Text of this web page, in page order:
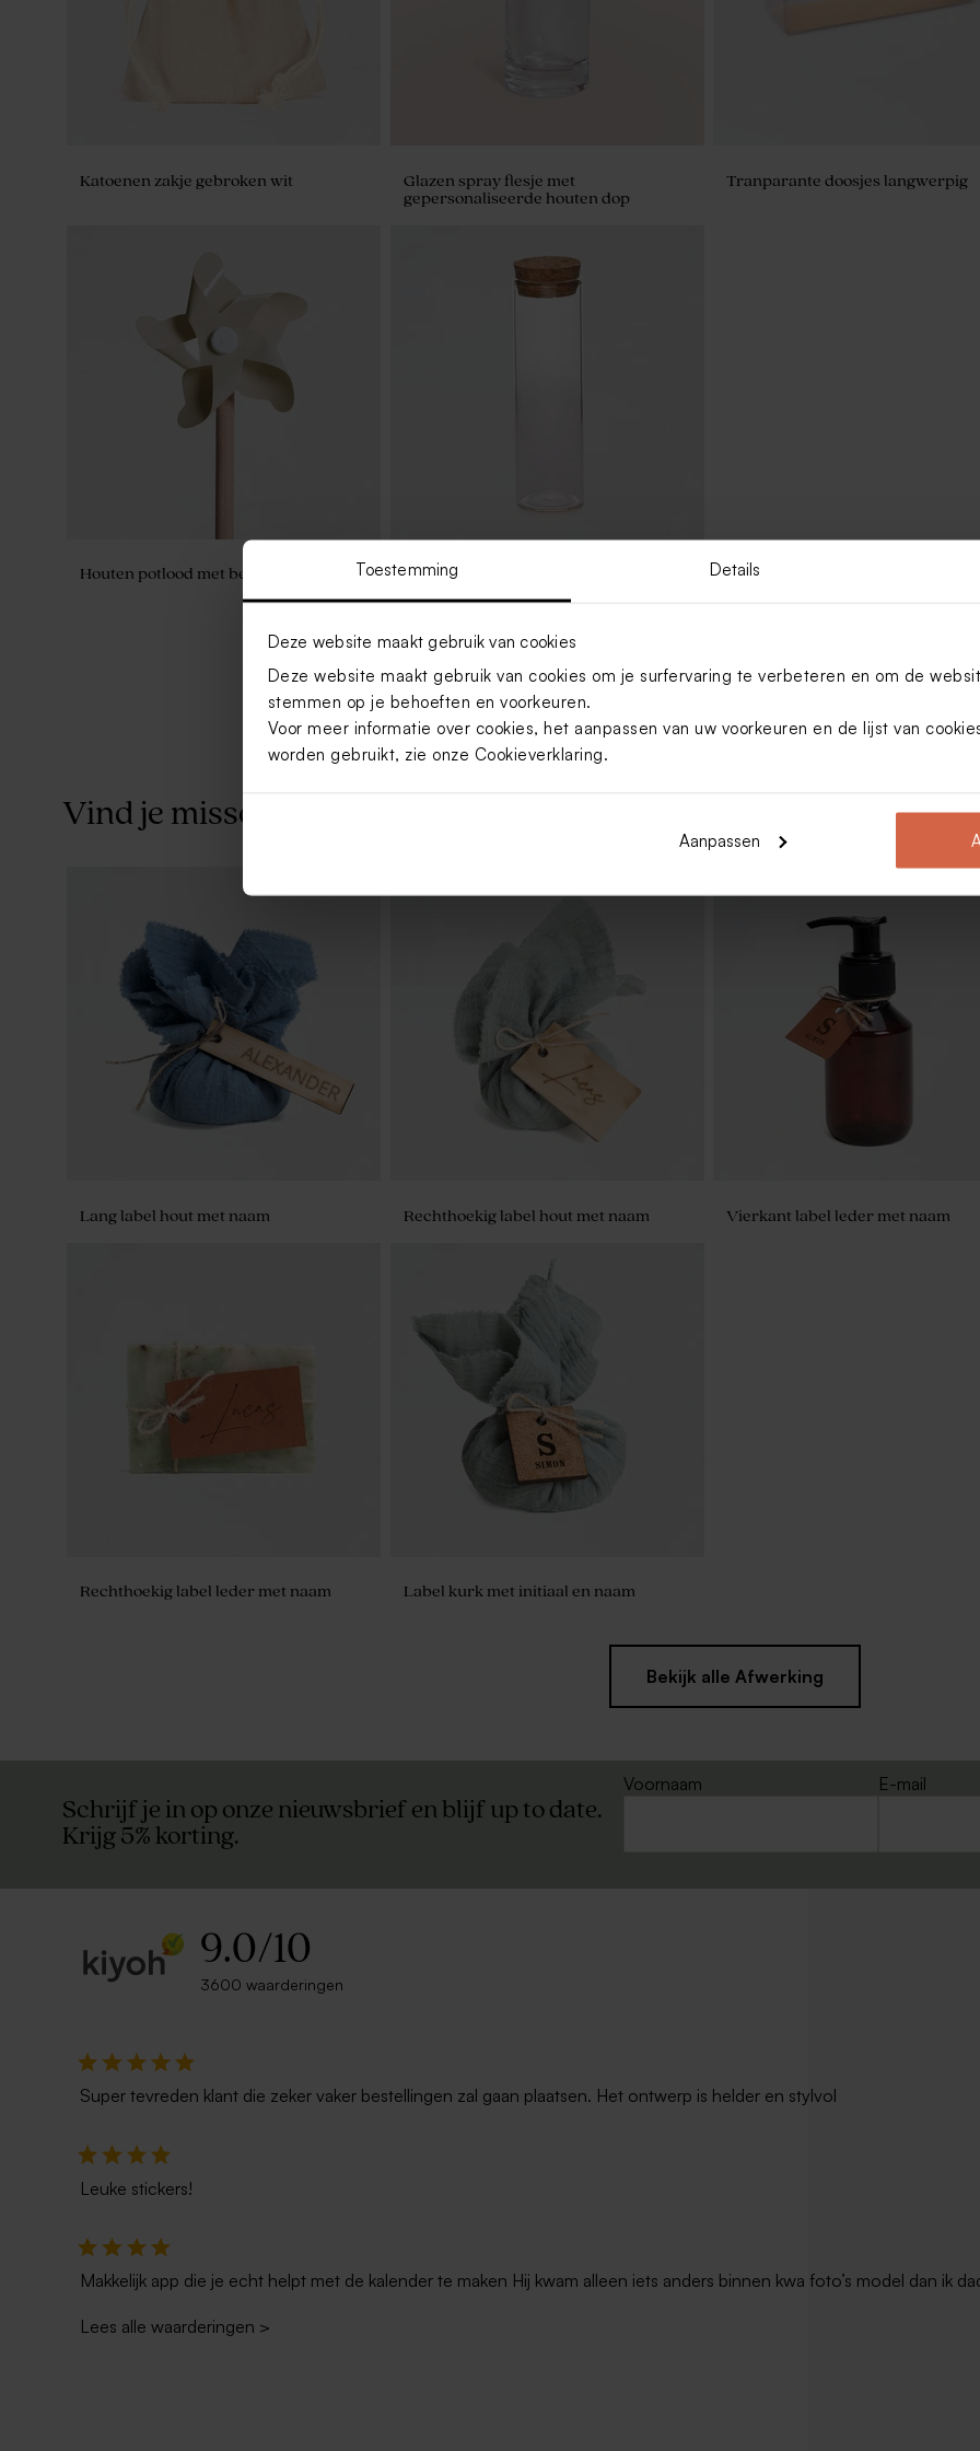
Toestemming Details
Deze website maakt gebruik van cookies
Deze website maakt gebruik van cookies om je surfervaring te verbeteren en om de
stemmen op je behoeften en voorkeuren.
Voor meer informatie over cookies, het aanpassen van uw voorkeuren en de lijst van
worden gebruikt, zie onze Cookieverklaring.
Aanpassen
Katoenen zakje gebroken wit
Glazen spray flesje met
gepersonaliseerde houten dop
Tranparante doosjes langwerpig
Houten potlood met beige molentje Glazen buisjes met kurk
Traktatieset beige met 27 traktaties
Creamkleurige zeepjes - Avène Regenboogkaarsje soft white
Vind je misschien ook leuk
Lang label hout met naam Rechthoekig label hout met naam Vierkant label leder met naam
Rechthoekig label leder met naam Label kurk met initiaal en naam
Bekijk alle Afwerking
Schrijf je in op onze nieuwsbrief en blijf up to date.
Krijg 5% korting.
Voornaam
E-mail
9.0/10
3600 waarderingen
Super tevreden klant die zeker vaker bestellingen zal gaan plaatsen. Het ontwerp is helder en stylvol
Leuke stickers!
Makkelijk app die je echt helpt met de kalender te maken Hij kwam alleen iets anders binnen kwa foto’s model dan ik
Lees alle waarderingen >